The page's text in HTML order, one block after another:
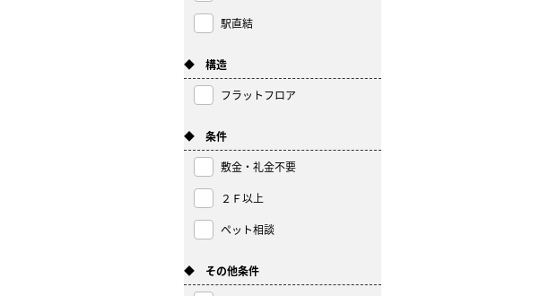
駅直結
◆ 構造
フラットフロア
◆ 条件
敷金・礼金不要
２Ｆ以上
ペット相談
◆ その他条件